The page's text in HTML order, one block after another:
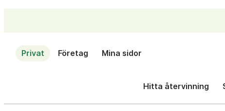
Privat Företag Mina sidor
Hitta återvinning